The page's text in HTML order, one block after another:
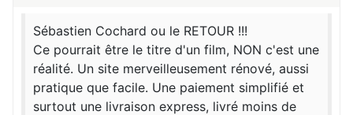
Sébastien Cochard ou le RETOUR !!!
Ce pourrait être le titre d'un film, NON c'est une
réalité. Un site merveilleusement rénové, aussi
pratique que facile. Une paiement simplifié et
surtout une livraison express, livré moins de